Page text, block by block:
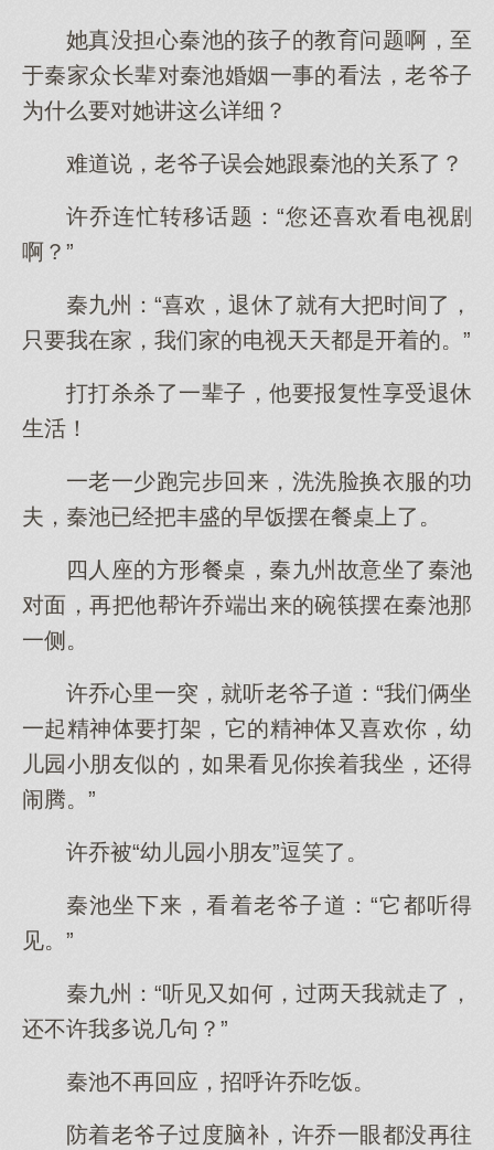
她真没担心秦池的孩子的教育问题啊，至
于秦家众长辈对秦池婚姻一事的看法，老爷子
为什么要对她讲这么详细？
难道说，老爷子误会她跟秦池的关系了？
许乔连忙转移话题：“您还喜欢看电视剧
啊？”
秦九州：“喜欢，退休了就有大把时间了，
只要我在家，我们家的电视天天都是开着的。”
打打杀杀了一辈子，他要报复性享受退休
生活！
一老一少跑完步回来，洗洗脸换衣服的功
夫，秦池已经把丰盛的早饭摆在餐桌上了。
四人座的方形餐桌，秦九州故意坐了秦池
对面，再把他帮许乔端出来的碗筷摆在秦池那
一侧。
许乔心里一突，就听老爷子道：“我们俩坐
一起精神体要打架，它的精神体又喜欢你，幼
儿园小朋友似的，如果看见你挨着我坐，还得
闹腾。”
许乔被“幼儿园小朋友”逗笑了。
秦池坐下来，看着老爷子道：“它都听得
见。”
秦九州：“听见又如何，过两天我就走了，
还不许我多说几句？”
秦池不再回应，招呼许乔吃饭。
防着老爷子过度脑补，许乔一眼都没再往